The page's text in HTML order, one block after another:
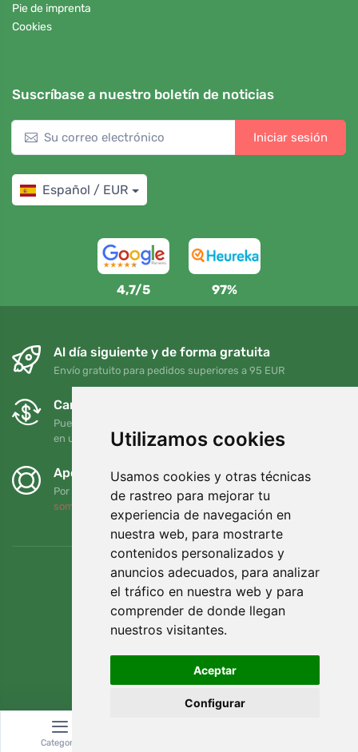
Utilizamos cookies
Usamos cookies y otras técnicas
de rastreo para mejorar tu
experiencia de navegación en
nuestra web, para mostrarte
contenidos personalizados y
anuncios adecuados, para analizar
el tráfico en nuestra web y para
comprender de donde llegan
nuestros visitantes.
Aceptar
Configurar
Pie de imprenta
Cookies
Suscríbase a nuestro boletín de noticias
Iniciar sesión
Español / EUR
4,7/5 97%
Al día siguiente y de forma gratuita
Envío gratuito para pedidos superiores a 95 EUR
Cambios y devoluciones gratuitos
Puede devolver o cambiar su pedido en cualquier momento
en un plazo de 90 días
Apoyamos a Trees.org
Por cada pedido plantamos un árbol. Leer más
somos
Categoría